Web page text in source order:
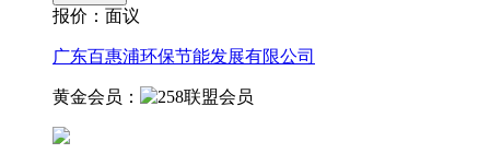
报价： 面议
广东百惠浦环保节能发展有限公司
黄金会员：